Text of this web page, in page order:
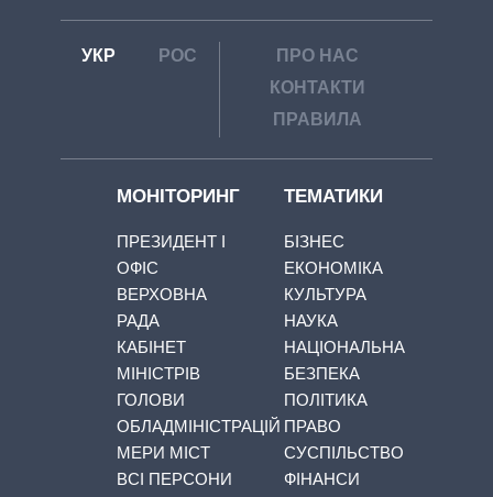
УКР РОС
ПРО НАС
КОНТАКТИ
ПРАВИЛА
МОНІТОРИНГ
ПРЕЗИДЕНТ І
ОФІС
ВЕРХОВНА
РАДА
КАБІНЕТ
МІНІСТРІВ
ГОЛОВИ
ОБЛАДМІНІСТРАЦІЙ
МЕРИ МІСТ
ВСІ ПЕРСОНИ
ТЕМАТИКИ
БІЗНЕС
ЕКОНОМІКА
КУЛЬТУРА
НАУКА
НАЦІОНАЛЬНА
БЕЗПЕКА
ПОЛІТИКА
ПРАВО
СУСПІЛЬСТВО
ФІНАНСИ